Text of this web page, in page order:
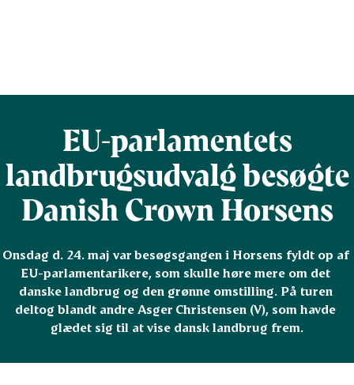
EU-parlamentets
landbrugsudvalg besøgte
Danish Crown Horsens
Onsdag d. 24. maj var besøgsgangen i Horsens fyldt op af
EU-parlamentarikere, som skulle høre mere om det
danske landbrug og den grønne omstilling. På turen
deltog blandt andre Asger Christensen (V), som havde
glædet sig til at vise dansk landbrug frem.